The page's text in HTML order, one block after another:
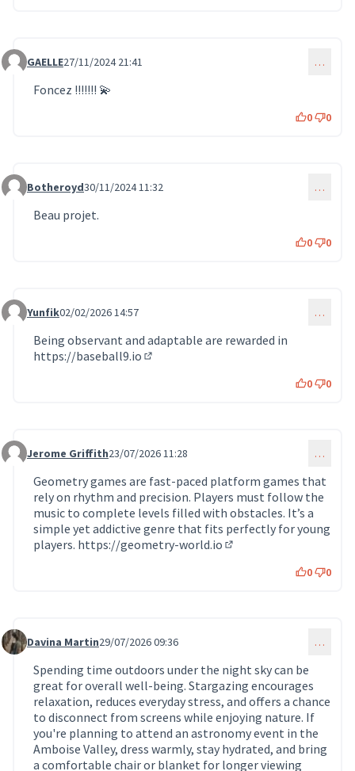
Commentaire 1424
GAELLE27/11/2024 21:41 …
Foncez !!!!!!! 💫
0 0
Commentaire 1488
Botheroyd30/11/2024 11:32 …
Beau projet.
0 0
Commentaire 1731
Yunfik02/02/2026 14:57 …
Being observant and adaptable are rewarded in
https://baseball9.io
0 0
Commentaire 2130
Jerome Griffith23/07/2026 11:28 …
Geometry games are fast-paced platform games that
rely on rhythm and precision. Players must follow the
music to complete levels filled with obstacles. It’s a
simple yet addictive genre that fits perfectly for young
players. https://geometry-world.io
0 0
Commentaire 2131
Davina Martin29/07/2026 09:36 …
Spending time outdoors under the night sky can be
great for overall well-being. Stargazing encourages
relaxation, reduces everyday stress, and offers a chance
to disconnect from screens while enjoying nature. If
you're planning to attend an astronomy event in the
Amboise Valley, dress warmly, stay hydrated, and bring
a comfortable chair or blanket for longer viewing